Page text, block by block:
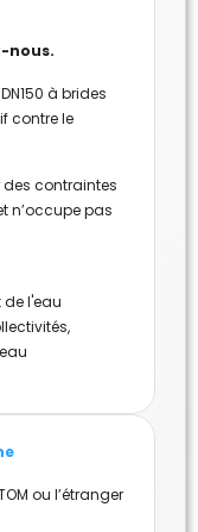
nous.
à brides
contre le
des contraintes
n’occupe pas
de l'eau
,
ou l’étranger